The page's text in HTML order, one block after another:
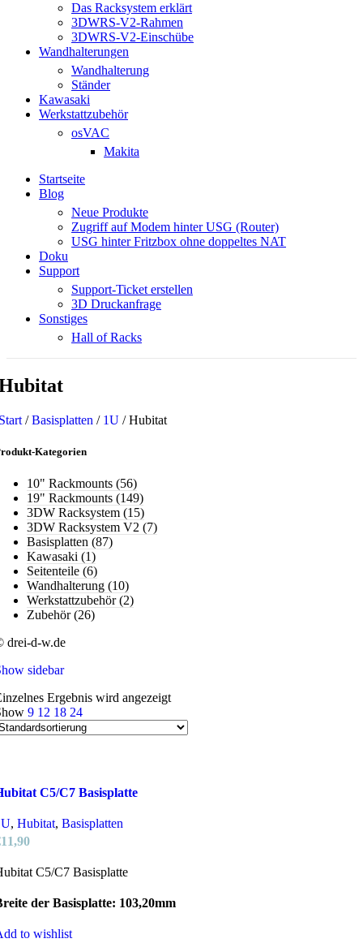
Das Racksystem erklärt
3DWRS-V2-Rahmen
3DWRS-V2-Einschübe
Wandhalterungen
Wandhalterung
Ständer
Kawasaki
Werkstattzubehör
osVAC
Makita
Startseite
Blog
Neue Produkte
Zugriff auf Modem hinter USG (Router)
USG hinter Fritzbox ohne doppeltes NAT
Doku
Support
Support-Ticket erstellen
3D Druckanfrage
Sonstiges
Hall of Racks
/ Basisplatten / 1U / Hubitat
Kategorien
10" Rackmounts (56)
19" Rackmounts (149)
3DW Racksystem (15)
3DW Racksystem V2 (7)
Basisplatten (87)
Kawasaki (1)
Seitenteile (6)
Wandhalterung (10)
Werkstattzubehör(2)
Zubehör(26)
drei-d-w.de
sidebar
Ergebnis wird angezeigt
9 12 18 24
C5/C7 Basisplatte
, Hubitat, Basisplatten
11,90
C5/C7 Basisplatte
der Basisplatte: 103,20mm
to wishlist